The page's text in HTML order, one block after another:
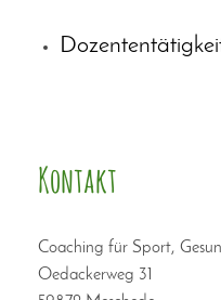
Kontakt
Coaching für Sport,
Oedackerweg 31